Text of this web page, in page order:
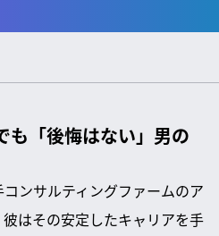
も「後悔はない」男の
ンサルティングファームのア
はその安定したキャリアを手